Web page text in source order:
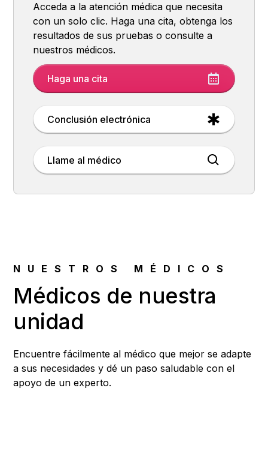
Acceda a la atención médica que necesita
con un solo clic. Haga una cita, obtenga los
resultados de sus pruebas o consulte a
nuestros médicos.
Haga una cita
Conclusión electrónica
Llame al médico
NUESTROS MÉDICOS
Médicos de nuestra
unidad
Encuentre fácilmente al médico que mejor se adapte
a sus necesidades y dé un paso saludable con el
apoyo de un experto.